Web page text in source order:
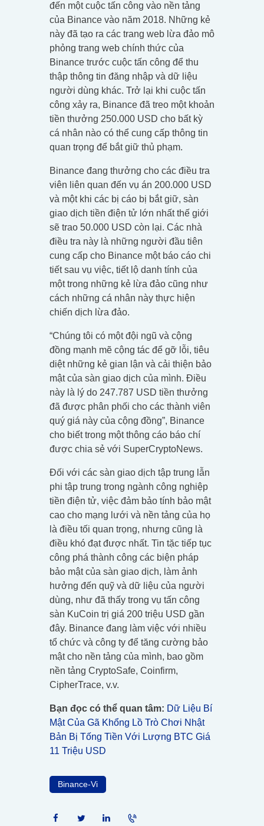
đến một cuộc tấn công vào nền tảng
của Binance vào năm 2018. Những kẻ
này đã tạo ra các trang web lừa đảo mô
phỏng trang web chính thức của
Binance trước cuộc tấn công để thu
thập thông tin đăng nhập và dữ liệu
người dùng khác. Trở lại khi cuộc tấn
công xảy ra, Binance đã treo một khoản
tiền thưởng 250.000 USD cho bất kỳ
cá nhân nào có thể cung cấp thông tin
quan trọng để bắt giữ thủ phạm.
Binance đang thưởng cho các điều tra
viên liên quan đến vụ án 200.000 USD
và một khi các bị cáo bị bắt giữ, sàn
giao dịch tiền điện tử lớn nhất thế giới
sẽ trao 50.000 USD còn lại. Các nhà
điều tra này là những người đầu tiên
cung cấp cho Binance một báo cáo chi
tiết sau vụ việc, tiết lộ danh tính của
một trong những kẻ lừa đảo cũng như
cách những cá nhân này thực hiện
chiến dịch lừa đảo.
“Chúng tôi có một đội ngũ và cộng
đồng mạnh mẽ cộng tác để gỡ lỗi, tiêu
diệt những kẻ gian lận và cải thiện bảo
mật của sàn giao dịch của mình. Điều
này là lý do 247.787 USD tiền thưởng
đã được phân phối cho các thành viên
quý giá này của cộng đồng”, Binance
cho biết trong một thông cáo báo chí
được chia sẻ với SuperCryptoNews.
Đối với các sàn giao dịch tập trung lẫn
phi tập trung trong ngành công nghiệp
tiền điện tử, việc đảm bảo tính bảo mật
cao cho mạng lưới và nền tảng của họ
là điều tối quan trọng, nhưng cũng là
điều khó đạt được nhất. Tin tặc tiếp tục
công phá thành công các biện pháp
bảo mật của sàn giao dịch, làm ảnh
hưởng đến quỹ và dữ liệu của người
dùng, như đã thấy trong vụ tấn công
sàn KuCoin trị giá 200 triệu USD gần
đây. Binance đang làm việc với nhiều
tổ chức và công ty để tăng cường bảo
mật cho nền tảng của mình, bao gồm
nền tảng CryptoSafe, Coinfirm,
CipherTrace, v.v.
Bạn đọc có thể quan tâm: Dữ Liệu Bí
Mật Của Gã Khổng Lồ Trò Chơi Nhật
Bản Bị Tống Tiền Với Lượng BTC Giá
11 Triệu USD
Binance-Vi